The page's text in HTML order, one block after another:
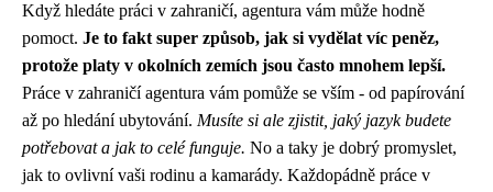
Když hledáte práci v zahraničí, agentura vám může hodně
pomoct. Je to fakt super způsob, jak si vydělat víc peněz,
protože platy v okolních zemích jsou často mnohem lepší.
Práce v zahraničí agentura vám pomůže se vším - od papírování
až po hledání ubytování. Musíte si ale zjistit, jaký jazyk budete
potřebovat a jak to celé funguje. No a taky je dobrý promyslet,
jak to ovlivní vaši rodinu a kamarády. Každopádně práce v